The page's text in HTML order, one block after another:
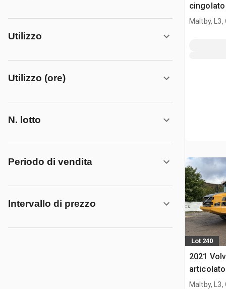
Utilizzo
Utilizzo (ore)
N. lotto
Periodo di vendita
Intervallo di prezzo
cingolato
Maltby, L3,
Lot 240
2021
articolato
Maltby, L3,